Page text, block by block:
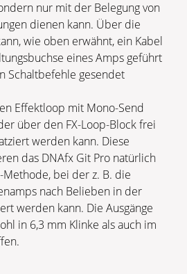
nur mit der Belegung von
dienen kann. Über die
wie oben erwähnt, ein Kabel
eines Amps geführt
Schaltbefehle gesendet
Effektloop mit Mono-Send
über den FX-Loop-Block frei
werden kann. Diese
das DNAfx Git Pro natürlich
bei der z. B. die
nach Belieben in der
werden kann. Die Ausgänge
in 6,3 mm Klinke als auch im